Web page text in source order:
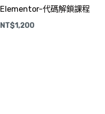
Elementor-代碼解鎖課程
NT$1,200